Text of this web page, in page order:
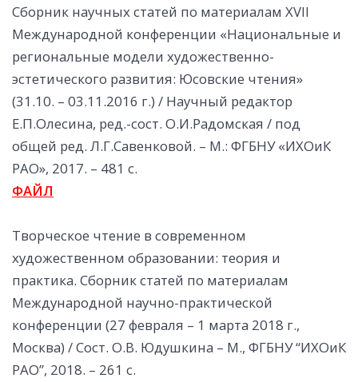
Сборник научных статей по материалам XVII
Международной конференции «Национальные и
региональные модели художественно-
эстетического развития: Юсовские чтения»
(31.10. – 03.11.2016 г.) / Научный редактор
Е.П.Олесина, ред.-сост. О.И.Радомская / под
общей ред. Л.Г.Савенковой. – М.: ФГБНУ «ИХОиК
РАО», 2017. – 481 с.
ФАЙЛ
Творческое чтение в современном
художественном образовании: теория и
практика. Сборник статей по материалам
Международной научно-практической
конференции (27 февраля – 1 марта 2018 г.,
Москва) / Сост. О.В. Юдушкина – М., ФГБНУ “ИХОиК
РАО”, 2018. – 261 с.